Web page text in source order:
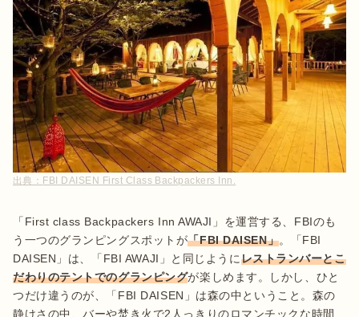
出典： FBI DAISEN First Class Backpackers Inn.
「First class Backpackers Inn AWAJI」を運営する、FBIのも
う一つのグランピングスポットが「FBI DAISEN」。「FBI
DAISEN」は、「FBI AWAJI」と同じようにレストランバーとこ
だわりのテントでのグランピングが楽しめます。しかし、ひと
つだけ違うのが、「FBI DAISEN」は森の中ということ。森の
静けさの中、バーや焚き火で2人っきりのロマンチックな時間